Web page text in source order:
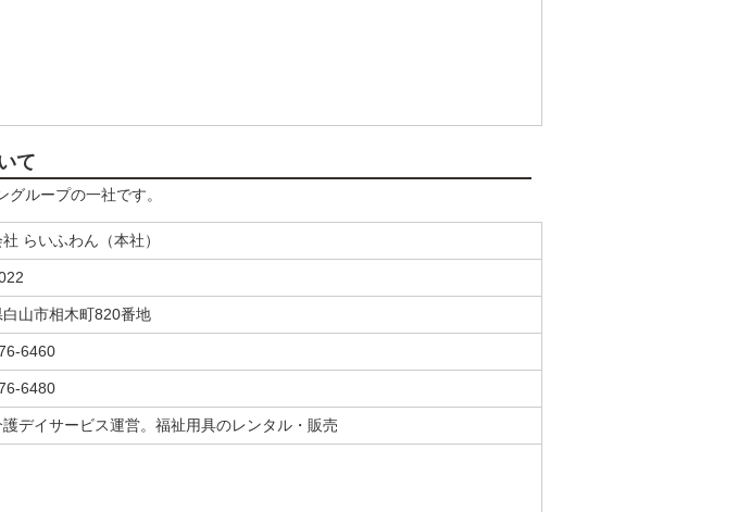
て
ループの一社です。
らいふわん（本社）
山市相木町820番地
6460
6480
デイサービス運営。福祉用具のレンタル・販売